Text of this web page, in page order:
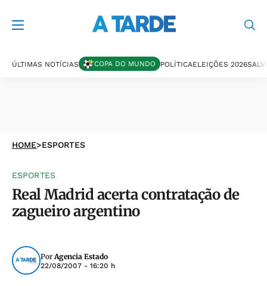
ÚLTIMAS NOTÍCIAS COPA DO MUNDO POLÍTICAELEIÇÕES 2026
HOME>ESPORTES
ESPORTES
Real Madrid acerta contratação de
zagueiro argentino
PorAgencia Estado
22/08/2007 - 16:20 h